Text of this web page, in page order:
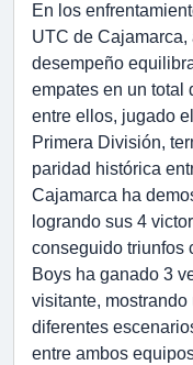
En los
UTC de
desempeño
empates en un total
entre ellos, jugado
Primera División,
paridad histórica
Cajamarca ha
logrando sus 4
conseguido triunfos
Boys ha ganado 3
visitante,
diferentes
entre ambos